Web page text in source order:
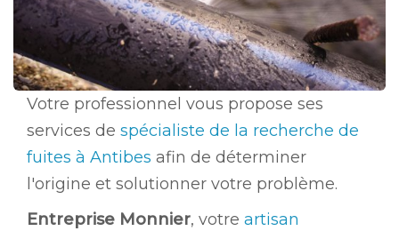
Votre professionnel vous propose ses
services de spécialiste de la recherche de
fuites à Antibes afin de déterminer
l'origine et solutionner votre problème.
Entreprise Monnier, votre artisan